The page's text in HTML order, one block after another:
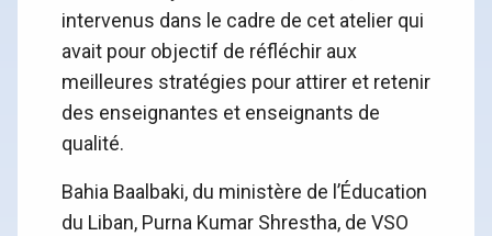
intervenus dans le cadre de cet atelier qui
avait pour objectif de réfléchir aux
meilleures stratégies pour attirer et retenir
des enseignantes et enseignants de
qualité.
Bahia Baalbaki, du ministère de l’Éducation
du Liban, Purna Kumar Shrestha, de VSO